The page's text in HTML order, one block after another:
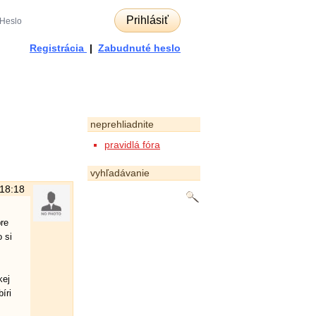
Prihlásiť
Registrácia | Zabudnuté heslo
neprehliadnite
pravidlá fóra
vyhľadávanie
si